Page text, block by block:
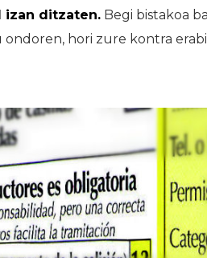
izan ditzaten. Begi bistakoa
hori zure kontra